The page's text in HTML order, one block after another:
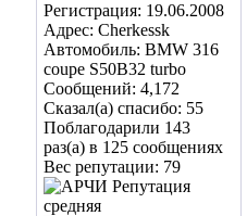
Регистрация: 19.06.2008
Адрес: Cherkessk
Автомобиль: BMW 316
coupe S50B32 turbo
Сообщений: 4,172
Сказал(а) спасибо: 55
Поблагодарили 143
раз(а) в 125 сообщениях
Вес репутации: 79